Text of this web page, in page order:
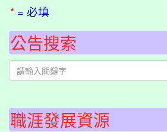
* = 必填
公告搜索
職涯發展資源